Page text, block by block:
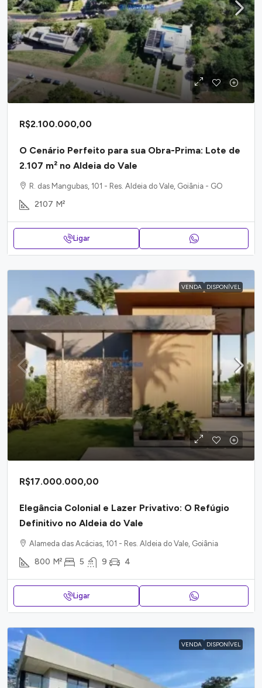
R$2.100.000,00
O Cenário Perfeito para sua Obra-Prima: Lote de
2.107 m² no Aldeia do Vale
R. das Mangubas, 101 - Res. Aldeia do Vale, Goiânia - GO
2107 M²
Ligar
VENDA DISPONÍVEL
R$17.000.000,00
Elegância Colonial e Lazer Privativo: O Refúgio
Definitivo no Aldeia do Vale
Alameda das Acácias, 101 - Res. Aldeia do Vale, Goiânia
800 M² 5 9 4
Ligar
VENDA DISPONÍVEL